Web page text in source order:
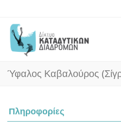
Ύφαλος Καβαλούρος
Πληροφορίες